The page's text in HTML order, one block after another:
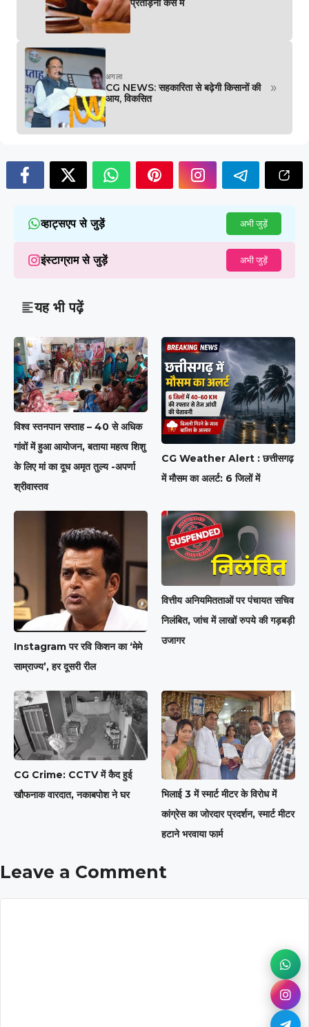
प्रताड़ना केस में
अगला
CG NEWS: सहकारिता से बढ़ेगी किसानों की
आय, विकसित
»
व्हाट्सएप से जुड़ें अभी जुड़ें
इंस्टाग्राम से जुड़ें अभी जुड़ें
यह भी पढ़ें
विश्व स्तनपान सप्ताह – 40 से अधिक
गांवों में हुआ आयोजन, बताया महत्व शिशु
के लिए मां का दूध अमृत तुल्य -अपर्णा
श्रीवास्तव
CG Weather Alert : छत्तीसगढ़
में मौसम का अलर्ट: 6 जिलों में
Instagram पर रवि किशन का ‘मेमे
साम्राज्य’, हर दूसरी रील
वित्तीय अनियमितताओं पर पंचायत सचिव
निलंबित, जांच में लाखों रुपये की गड़बड़ी
उजागर
CG Crime: CCTV में कैद हुई
खौफनाक वारदात, नकाबपोश ने घर
भिलाई 3 में स्मार्ट मीटर के विरोध में
कांग्रेस का जोरदार प्रदर्शन, स्मार्ट मीटर
हटाने भरवाया फार्म
Leave a Comment